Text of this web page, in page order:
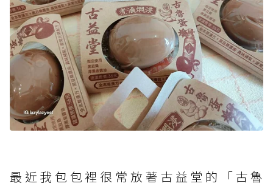
最近我包包裡很常放著古益堂的「古魯